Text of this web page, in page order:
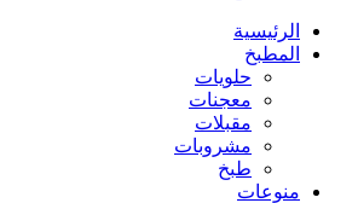
الرئيسية
المطبخ
حلويات
معجنات
مقبلات
مشروبات
طبخ
منوعات